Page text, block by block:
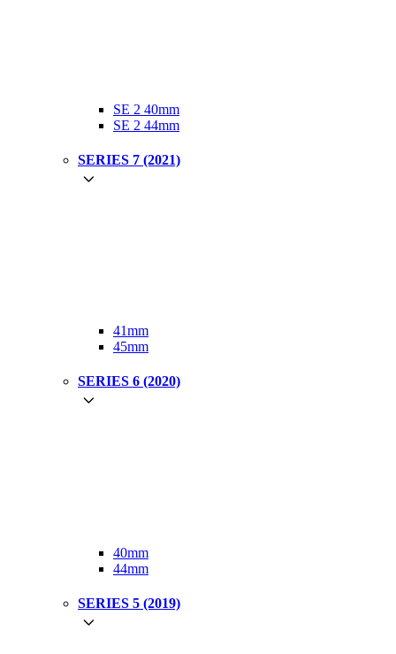
SE 2 40mm
SE 2 44mm
SERIES 7 (2021)
41mm
45mm
SERIES 6 (2020)
40mm
44mm
SERIES 5 (2019)